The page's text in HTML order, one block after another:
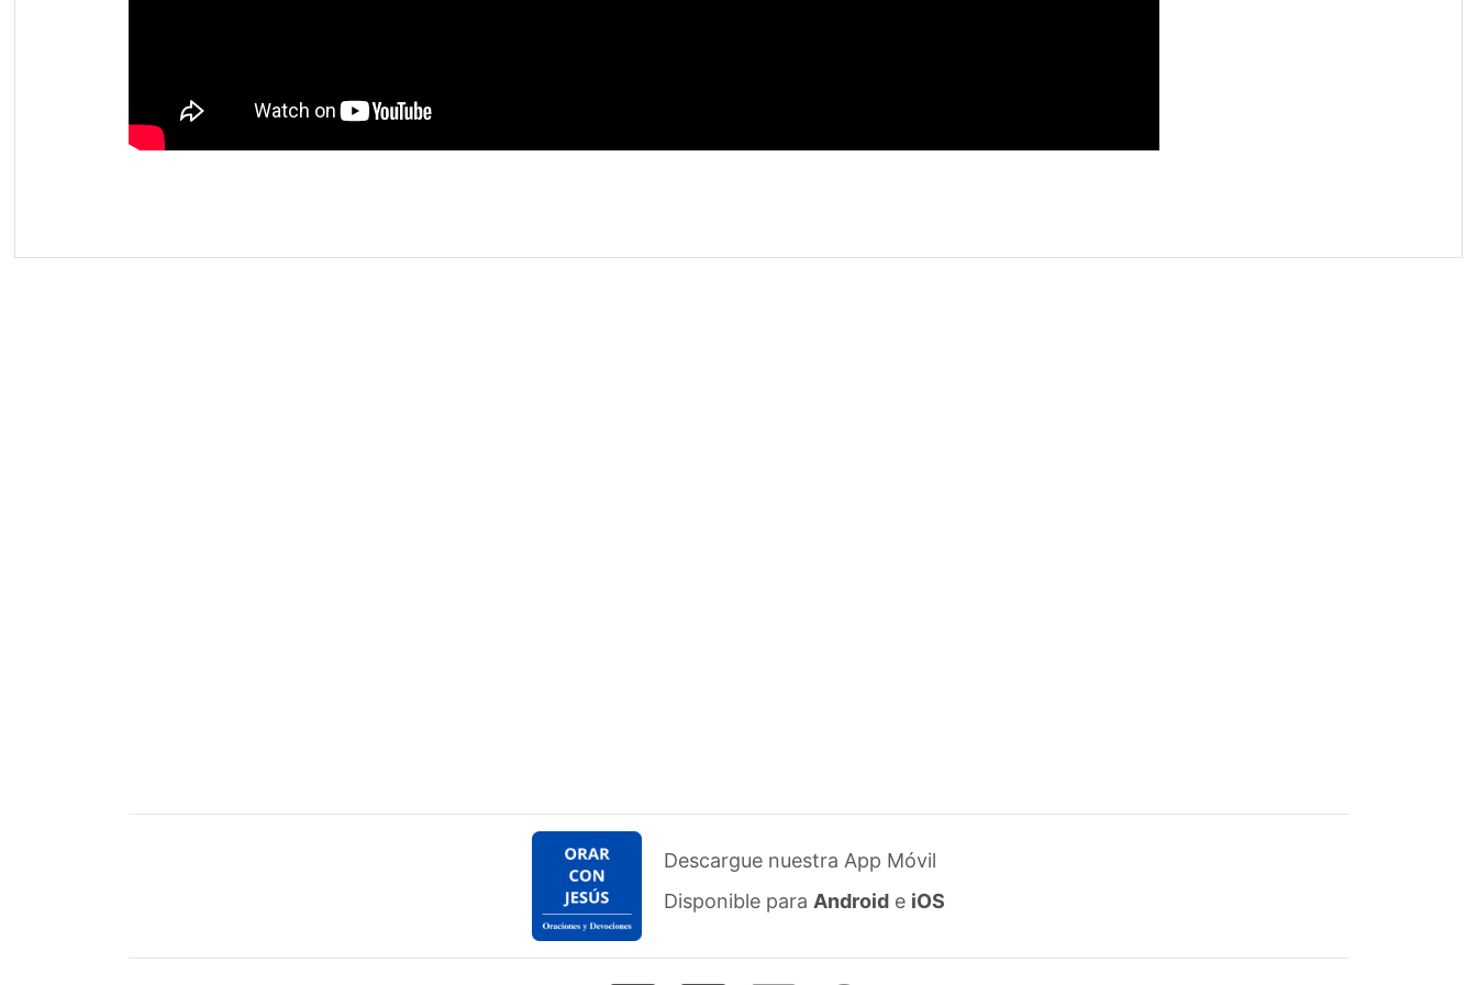
Descargue nuestra App Móvil
Disponible para Android e iOS